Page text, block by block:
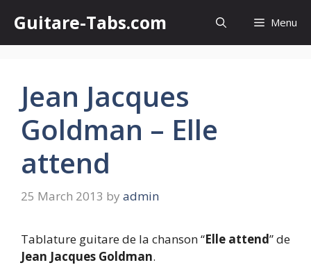
content
Guitare-Tabs.com Menu
Jean Jacques
Goldman – Elle
attend
25 March 2013 by admin
Tablature guitare de la chanson “Elle attend” de
Jean Jacques Goldman.